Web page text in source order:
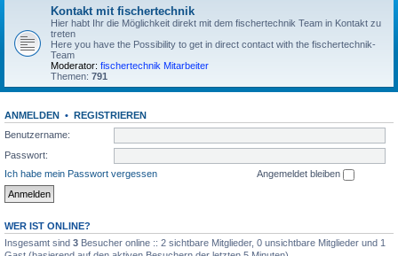
Kontakt mit fischertechnik
Hier habt Ihr die Möglichkeit direkt mit dem fischertechnik Team in Kontakt zu
treten
Here you have the Possibility to get in direct contact with the fischertechnik-
Team
Moderator: fischertechnik Mitarbeiter
Themen: 791
ANMELDEN • REGISTRIEREN
Benutzername:
Passwort:
Ich habe mein Passwort vergessen
Angemeldet bleiben
WER IST ONLINE?
Insgesamt sind 3 Besucher online :: 2 sichtbare Mitglieder, 0 unsichtbare Mitglieder und 1